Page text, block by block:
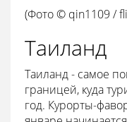
(Фото © qin1109 /
Таиланд
Таиланд - самое
границей, куда
год. Курорты-